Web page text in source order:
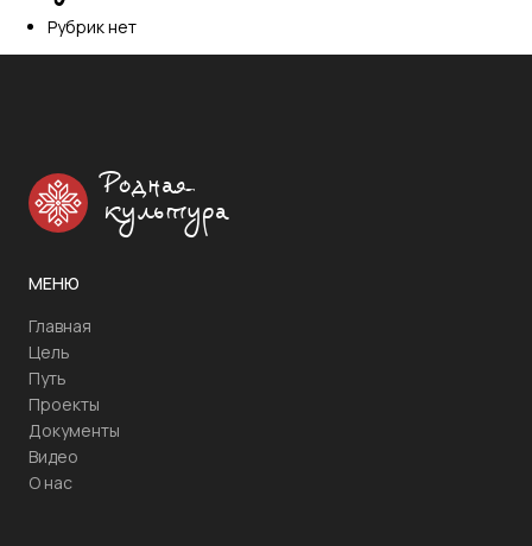
Рубрик нет
Родная
культура
МЕНЮ
Главная
Цель
Путь
Проекты
Документы
Видео
О нас